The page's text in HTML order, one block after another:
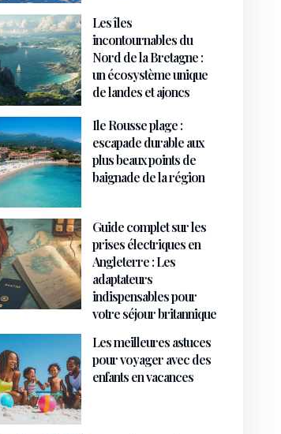
Les îles
incontournables du
Nord de la Bretagne :
un écosystème unique
de landes et ajoncs
Ile Rousse plage :
escapade durable aux
plus beaux points de
baignade de la région
Guide complet sur les
prises électriques en
Angleterre : Les
adaptateurs
indispensables pour
votre séjour britannique
Les meilleures astuces
pour voyager avec des
enfants en vacances